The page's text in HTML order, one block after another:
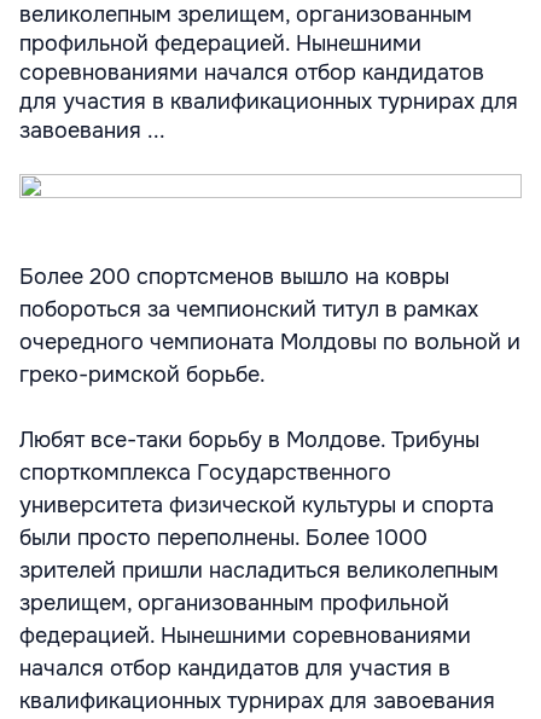
великолепным зрелищем, организованным
профильной федерацией. Нынешними
соревнованиями начался отбор кандидатов
для участия в квалификационных турнирах для
завоевания ...
Более 200 спортсменов вышло на ковры
побороться за чемпионский титул в рамках
очередного чемпионата Молдовы по вольной и
греко-римской борьбе.
Любят все-таки борьбу в Молдове. Трибуны
спорткомплекса Государственного
университета физической культуры и спорта
были просто переполнены. Более 1000
зрителей пришли насладиться великолепным
зрелищем, организованным профильной
федерацией. Нынешними соревнованиями
начался отбор кандидатов для участия в
квалификационных турнирах для завоевания